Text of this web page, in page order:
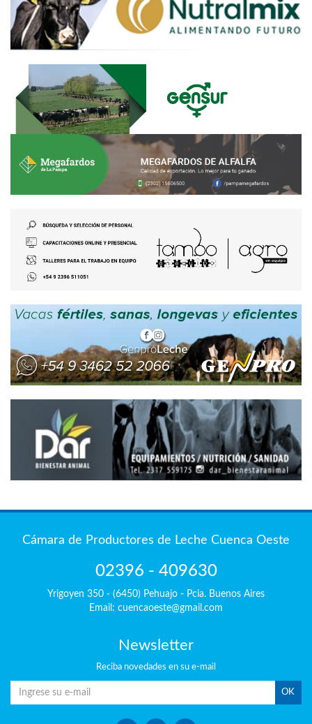
Cámara de Productores de Leche Cuenca Oeste
02396 - 409630
Yrigoyen 350 - (6450) Pehuajo - Pcia. Buenos Aires
Email: cuencaoeste@gmail.com
Newsletter
Reciba novedades en su e-mail
OK